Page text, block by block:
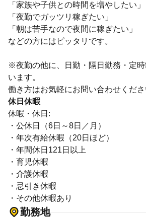
「家族や子供との時間を増やしたい」
「夜勤でガッツリ稼ぎたい」
「朝は苦手なので夜間に稼ぎたい」
などの方にはピッタリです。
※夜勤の他に、日勤・隔日勤務・定
います。
働き方はお気軽にお問い合わせくださ
休日休暇
休暇・休日:
・公休日（6日～8日／月）
・年次有給休暇（20日ほど）
・年間休日121日以上
・育児休暇
・介護休暇
・忌引き休暇
・その他休暇あり
勤務地